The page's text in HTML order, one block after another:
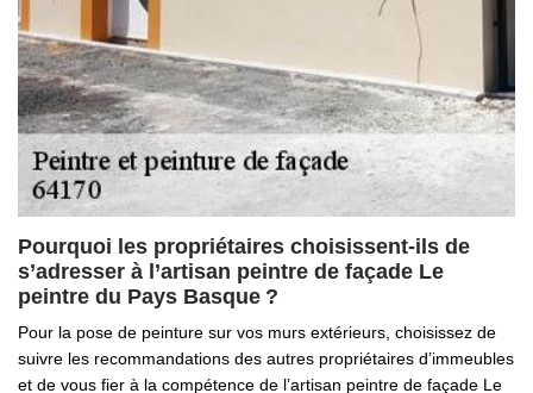
Pourquoi les propriétaires choisissent-ils de
s’adresser à l’artisan peintre de façade Le
peintre du Pays Basque ?
Pour la pose de peinture sur vos murs extérieurs, choisissez de
suivre les recommandations des autres propriétaires d’immeubles
et de vous fier à la compétence de l’artisan peintre de façade Le